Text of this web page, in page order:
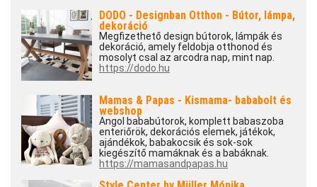
DODO - Designban Otthon - Bútor, lámpa,
dekoráció
Megfizethető design bútorok, lámpák és
dekoráció, amely feldobja otthonod és
mosolyt csal az arcodra nap, mint nap.
https://dodo.hu
Mamas & Papas - Kismama- bababolt és
webshop
Angol bababútorok, komplett babaszoba
enteriőrök, dekorációs elemek, játékok,
ajándékok, babakocsik és sok-sok
kiegészítő mamáknak és a babáknak.
https://mamasandpapas.hu